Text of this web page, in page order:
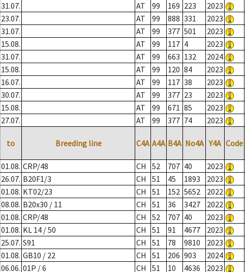
31.07. AT 99 169 223 2023
23.07. AT 99 888 331 2023
31.07. AT 99 377 501 2023
15.08. AT 99 117 4 2023
31.07. AT 99 663 132 2024
15.08. AT 99 120 84 2023
16.07. AT 99 117 38 2023
30.07. AT 99 377 23 2023
15.08. AT 99 671 85 2023
27.07. AT 99 377 74 2023
to Breeding line C4A A4A B4A No4A Y4A Code
01.08. CRP/48 CH 52 707 40 2023
26.07. B20F1/3 CH 51 45 1893 2023
01.08. KT02/23 CH 51 152 5652 2022
08.08. B20x30 / 11 CH 51 36 3427 2022
01.08. CRP/48 CH 52 707 40 2023
01.08. KL 14 / 50 CH 51 91 4677 2023
25.07. S91 CH 51 78 9810 2023
01.08. GB10 / 22 CH 51 206 903 2024
06.06. 01P / 6 CH 51 10 4636 2023